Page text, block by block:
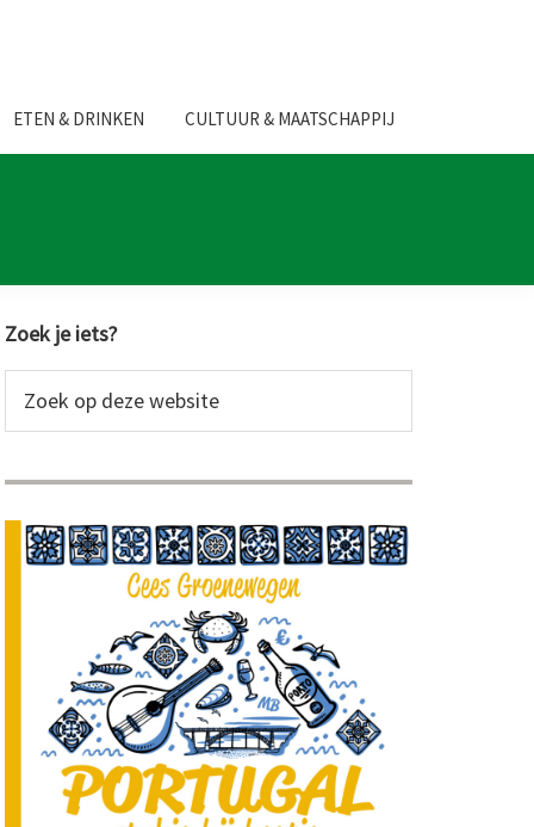
ETEN & DRINKEN CULTUUR & MAATSCHAPPIJ
Primaire
Sidebar
Zoek je iets?
op
website